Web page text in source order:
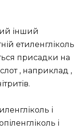
інший
етиленгліколь
присадки на
, наприклад ,
і
і